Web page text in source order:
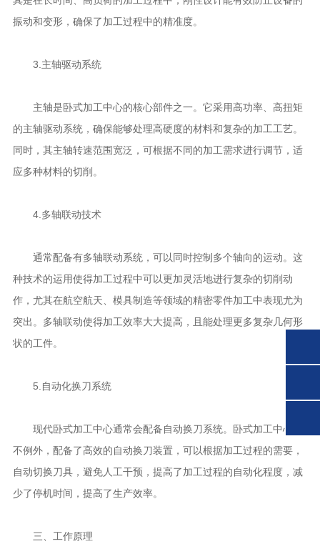
振动和变形，确保了加工过程中的精准度。
3.主轴驱动系统
主轴是卧式加工中心的核心部件之一。它采用高功率、高扭矩
的主轴驱动系统，确保能够处理高硬度的材料和复杂的加工工艺。
同时，其主轴转速范围宽泛，可根据不同的加工需求进行调节，适
应多种材料的切削。
4.多轴联动技术
通常配备有多轴联动系统，可以同时控制多个轴向的运动。这
种技术的运用使得加工过程中可以更加灵活地进行复杂的切削动
作，尤其在航空航天、模具制造等领域的精密零件加工中表现尤为
突出。多轴联动使得加工效率大大提高，且能处理更多复杂几何形
状的工件。
5.自动化换刀系统
现代卧式加工中心通常会配备自动换刀系统。卧式加工中心也
不例外，配备了高效的自动换刀装置，可以根据加工过程的需要，
自动切换刀具，避免人工干预，提高了加工过程的自动化程度，减
少了停机时间，提高了生产效率。
三、工作原理